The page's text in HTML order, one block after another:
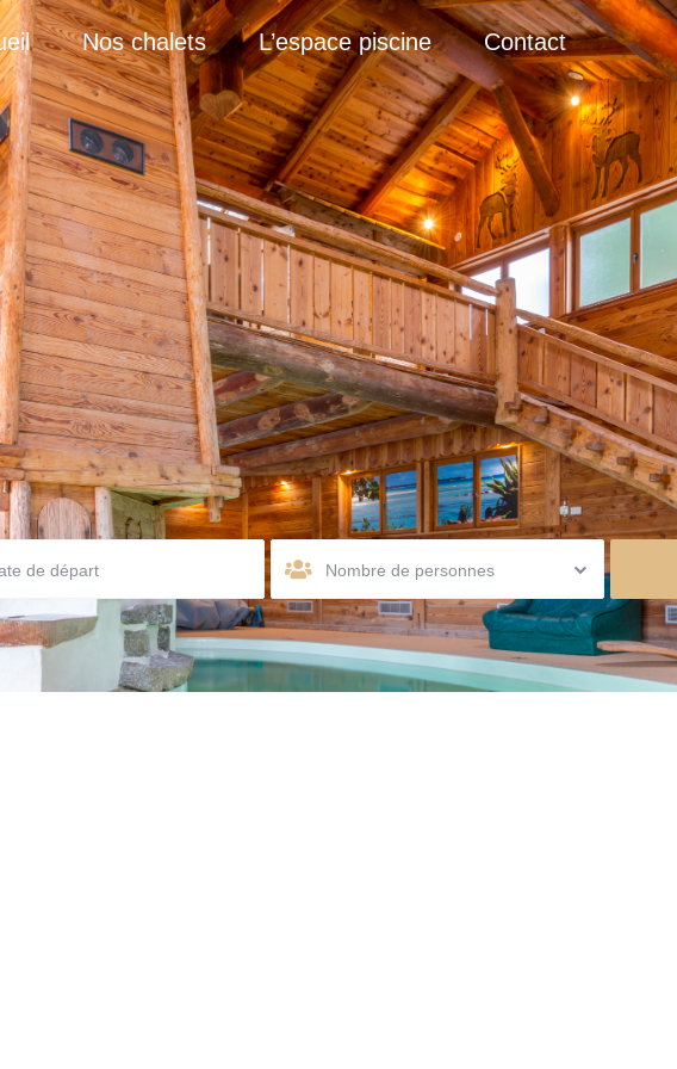
Nos chalets L’espace piscine Contact
Nombre de personnes